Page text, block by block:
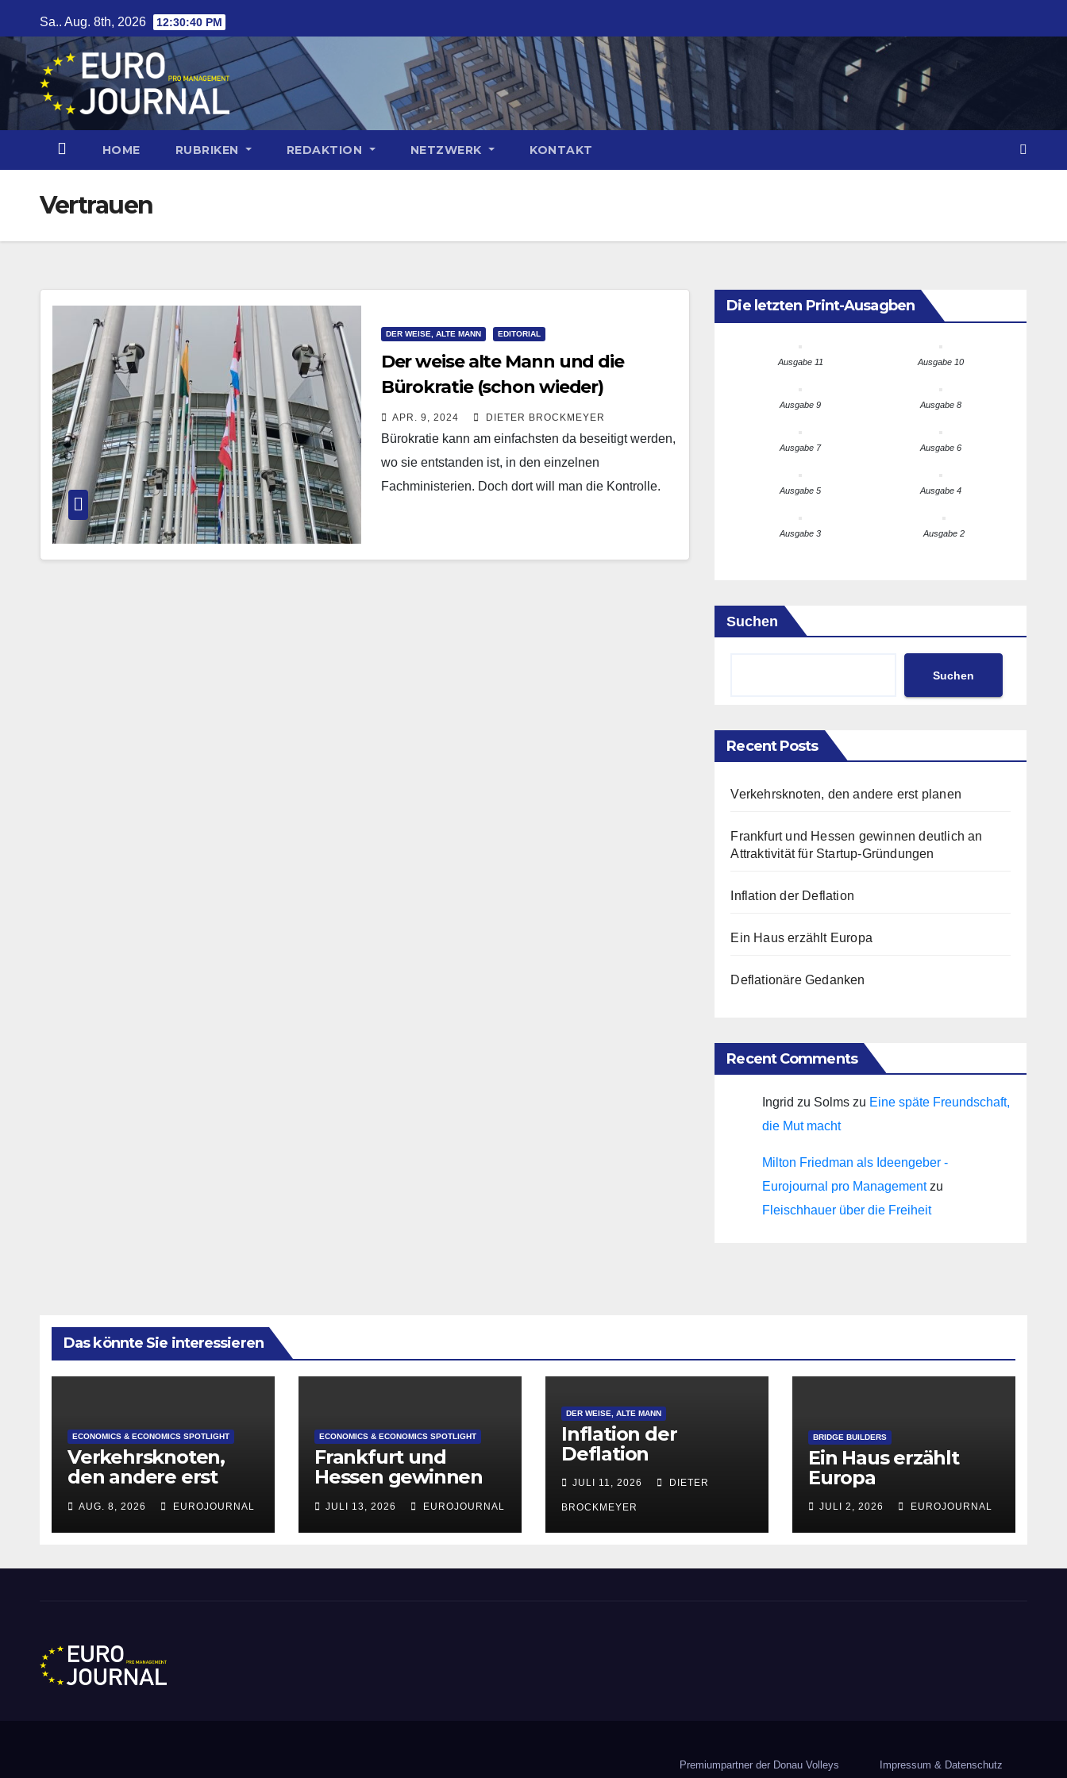
Inhalt
springen
Sa.. Aug. 8th, 2026 12:30:40 PM
HOME RUBRIKEN REDAKTION NETZWERK KONTAKT
Vertrauen
DER WEISE, ALTE MANN EDITORIAL
Der weise alte Mann und die
Bürokratie (schon wieder)
APR. 9, 2024 DIETER BROCKMEYER
Bürokratie kann am einfachsten da beseitigt werden,
wo sie entstanden ist, in den einzelnen
Fachministerien. Doch dort will man die Kontrolle.
Die letzten Print-Ausagben
Ausgabe 11 Ausgabe 10
Ausgabe 9 Ausgabe 8
Ausgabe 7 Ausgabe 6
Ausgabe 5 Ausgabe 4
Ausgabe 3 Ausgabe 2
Suchen
Suchen
Recent Posts
Verkehrsknoten, den andere erst planen
Frankfurt und Hessen gewinnen deutlich an
Attraktivität für Startup-Gründungen
Inflation der Deflation
Ein Haus erzählt Europa
Deflationäre Gedanken
Recent Comments
Ingrid zu Solms zu Eine späte Freundschaft,
die Mut macht
Milton Friedman als Ideengeber -
Eurojournal pro Managementzu
Fleischhauer über die Freiheit
Das könnte Sie interessieren
ECONOMICS & ECONOMICS SPOTLIGHT
Verkehrsknoten,
den andere erst
planen
AUG. 8, 2026 EUROJOURNAL
ECONOMICS & ECONOMICS SPOTLIGHT
Frankfurt und
Hessen gewinnen
deutlich an
Attraktivität für
Startup-
JULI 13, 2026 EUROJOURNAL
DER WEISE, ALTE MANN
Inflation der
Deflation
JULI 11, 2026 DIETER
BROCKMEYER
BRIDGE BUILDERS
Ein Haus erzählt
Europa
JULI 2, 2026 EUROJOURNAL
Premiumpartner der Donau Volleys Impressum & Datenschutz